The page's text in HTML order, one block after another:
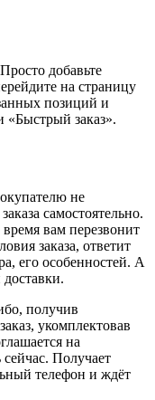
добавьте
на страницу
позиций и
«Быстрый заказ».
не
самостоятельно.
вам перезвонит
заказа, ответит
его особенностей. А
получив
укомплектовав
на
Получает
телефон и ждёт